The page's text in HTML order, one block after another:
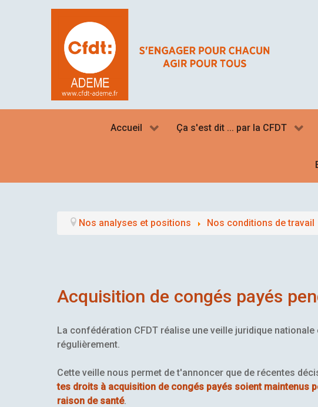
Accueil Ça s'est dit ... par la CFDT
Nos analyses et positions Nos conditions de travail
Acquisition de congés payés
La confédération CFDT réalise une veille juridique
régulièrement.
Cette veille nous permet de t'annoncer que de récentes
tes droits à acquisition de congés payés soient maintenus
raison de santé.